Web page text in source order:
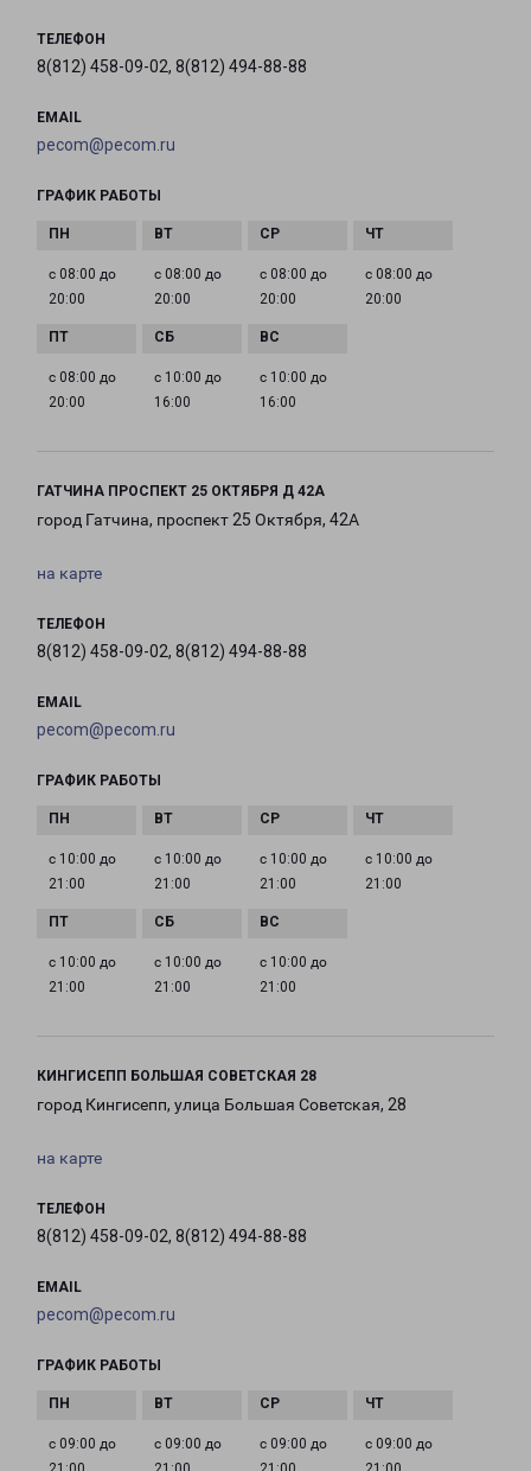
ТЕЛЕФОН
8(812) 458-09-02, 8(812) 494-88-88
EMAIL
pecom@pecom.ru
ГРАФИК РАБОТЫ
с 08:00 до
20:00
с 08:00 до
20:00
с 08:00 до
20:00
с 08:00 до
20:00
с 08:00 до
20:00
с 10:00 до
16:00
с 10:00 до
16:00
ГАТЧИНА ПРОСПЕКТ 25 ОКТЯБРЯ Д 42А
город Гатчина, проспект 25 Октября, 42А
на карте
ТЕЛЕФОН
8(812) 458-09-02, 8(812) 494-88-88
EMAIL
pecom@pecom.ru
ГРАФИК РАБОТЫ
с 10:00 до
21:00
с 10:00 до
21:00
с 10:00 до
21:00
с 10:00 до
21:00
с 10:00 до
21:00
с 10:00 до
21:00
с 10:00 до
21:00
КИНГИСЕПП БОЛЬШАЯ СОВЕТСКАЯ 28
город Кингисепп, улица Большая Советская, 28
на карте
ТЕЛЕФОН
8(812) 458-09-02, 8(812) 494-88-88
EMAIL
pecom@pecom.ru
ГРАФИК РАБОТЫ
с 09:00 до
с 09:00 до
с 09:00 до
с 09:00 до